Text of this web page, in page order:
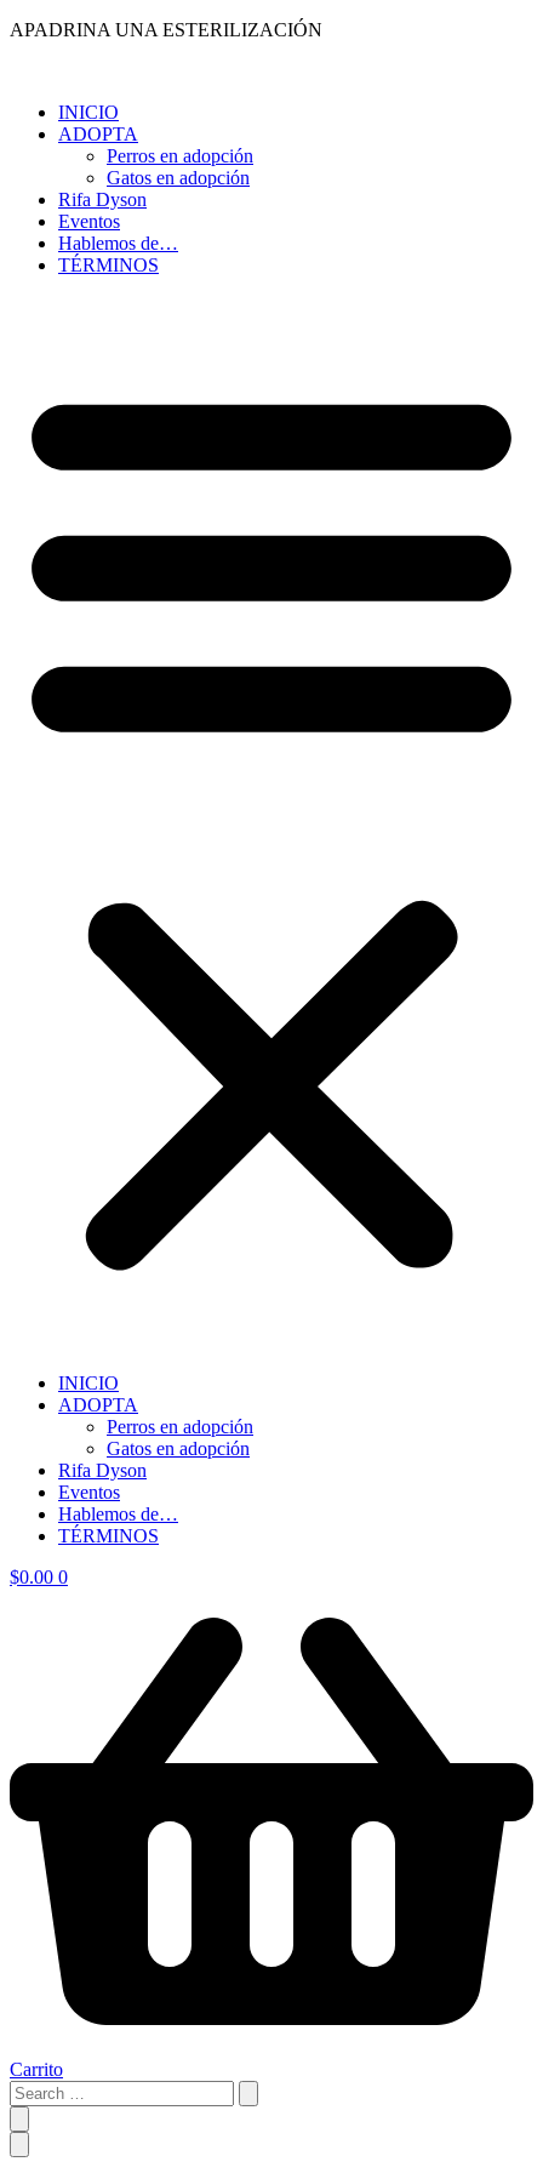
Ir
APADRINA UNA ESTERILIZACIÓN
INICIO
ADOPTA
Perros en adopción
Gatos en adopción
Rifa Dyson
Eventos
Hablemos de…
TÉRMINOS
INICIO
ADOPTA
Perros en adopción
Gatos en adopción
Rifa Dyson
Eventos
Hablemos de…
TÉRMINOS
$0.00 0
Carrito
Search
…